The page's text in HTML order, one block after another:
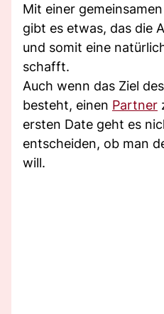
Mit einer
gibt es etwas, das die
und somit eine
schafft.
Auch wenn das Ziel
besteht, einen Partner
ersten Date geht es
entscheiden, ob man
will.